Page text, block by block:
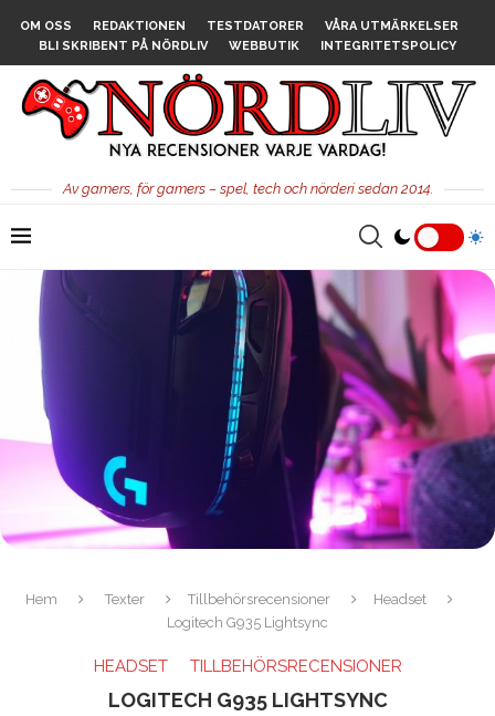
OM OSS REDAKTIONEN TESTDATORER
VÅRA UTMÄRKELSER
BLI SKRIBENT PÅ NÖRDLIV
WEBBUTIK INTEGRITETSPOLICY
Av gamers, för gamers – spel, tech och nörderi sedan 2014.
Hem Texter Tillbehörsrecensioner
Headset
Logitech G935 Lightsync
HEADSET TILLBEHÖRSRECENSIONER
LOGITECH G935 LIGHTSYNC